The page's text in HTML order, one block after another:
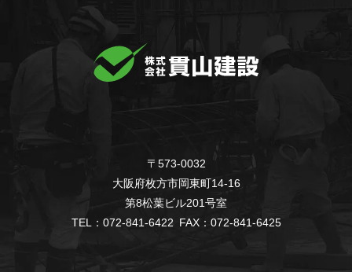
〒573-0032
大阪府枚方市岡東町14-16
第8松葉ビル201号室
TEL：072-841-6422 FAX：072-841-6425